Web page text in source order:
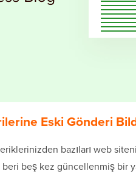
Eski Gönderi
bazıları web
beş kez güncellenmiş bir